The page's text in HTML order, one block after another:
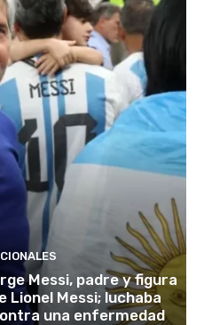
Messi, padre y figura
Lionel Messi; luchaba
una enfermedad